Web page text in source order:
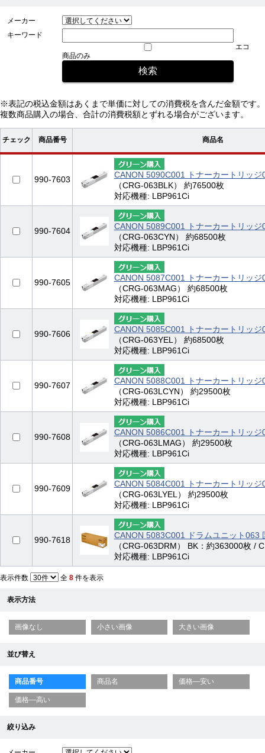
メーカー
キーワード
エコ
商品のみ
※表記の税込金額はあくまで単価に対しての消費税を含んだ金額です。
複数商品購入の場合、合計の消費税額とずれる場合がございます。
チェック 商品番号 商品名
990-7603
CANON 5090C001 トナーカートリッ
（CRG-063BLK） 約76500枚
対応機種: LBP961Ci
990-7604
CANON 5089C001 トナーカートリッ
（CRG-063CYN） 約68500枚
対応機種: LBP961Ci
990-7605
CANON 5087C001 トナーカートリッ
（CRG-063MAG） 約68500枚
対応機種: LBP961Ci
990-7606
CANON 5085C001 トナーカートリッ
（CRG-063YEL） 約68500枚
対応機種: LBP961Ci
990-7607
CANON 5088C001 トナーカートリッジ
（CRG-063LCYN） 約29500枚
対応機種: LBP961Ci
990-7608
CANON 5086C001 トナーカートリッ
（CRG-063LMAG） 約29500枚
対応機種: LBP961Ci
990-7609
CANON 5084C001 トナーカートリッ
（CRG-063LYEL） 約29500枚
対応機種: LBP961Ci
990-7618
CANON 5083C001 ドラムユニット063
（CRG-063DRM） BK：約363000枚 /
対応機種: LBP961Ci
表示件数 全 8 件を表示
表示方法
画像なし 小さい画像 大きい画像
並び替え
商品番号 商品名 価格—安い
価格—高い
絞り込み